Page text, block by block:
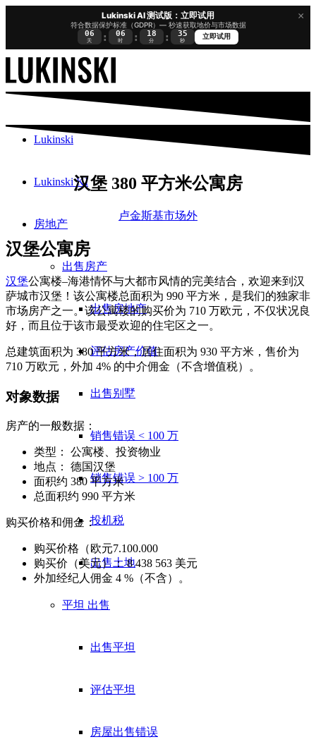
×
Lukinski AI 测试版：立即试用
符合数据保护标准（GDPR）— 秒速获取地价与市场数据
06
天 : 06
时 : 18
分 : 34
秒
立即试用
Lukinski
Lukinski KI
房地产
出售房产
出售房地产
评估房产价值
出售别墅
销售错误 < 100 万
销售错误 > 100 万
投机税
出售土地
平坦 出售
出售平坦
评估平坦
房屋出售错误
汉堡 380 平方米公寓房
卢金斯基市场外
汉堡公寓房
汉堡公寓楼–海港情怀与大都市风情的完美结合，欢迎来到汉
萨城市汉堡！该公寓楼总面积为 990 平方米，是我们的独家非
市场房产之一。该公寓楼的购买价为 710 万欧元，不仅状况良
好，而且位于该市最受欢迎的住宅区之一。
总建筑面积为 380 平方米，居住面积为 930 平方米，售价为
710 万欧元，外加 4% 的中介佣金（不含增值税）。
对象数据
房产的一般数据：
类型： 公寓楼、投资物业
地点： 德国汉堡
面积约 380 平方米
总面积约 990 平方米
购买价格和佣金：
购买价格（欧元7.100.000
购买价（美元）： 8 438 563 美元
外加经纪人佣金 4 %（不含）。